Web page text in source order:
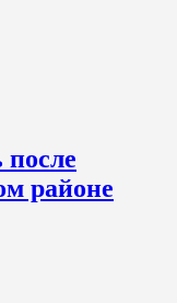
после
районе